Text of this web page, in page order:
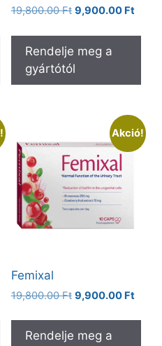
Current
11,900.00 Ft.
19,800.00Ft Original
was:
19,800.00 Ft.
9,900.00 Ft
is:
Rendelje meg a
gyártótól
Current
11,900.00 Ft.
Akció!
Femixal
19,800.00Ft Original
was:
19,800.00 Ft.
9,900.00 Ft
is:
Rendelje meg a